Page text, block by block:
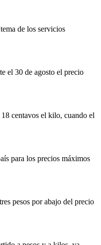
de los servicios
el 30 de agosto el precio
centavos el kilo, cuando el
para los precios máximos
pesos por abajo del precio